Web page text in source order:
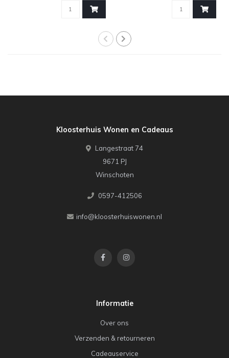
Kloosterhuis Wonen en Cadeaus
Langestraat 74
9671 PJ
Winschoten
0597-412506
info@kloosterhuiswonen.nl
Informatie
Over ons
Verzenden & retourneren
Cadeauservice